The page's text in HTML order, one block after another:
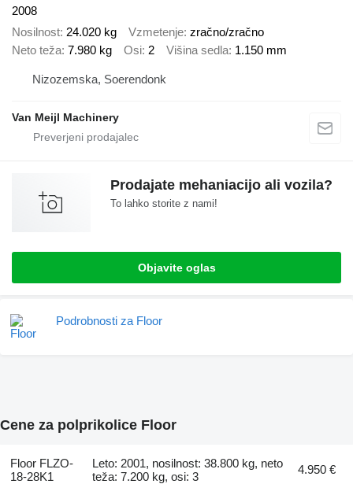
2008
Nosilnost 24.020 kg Vzmetenje zračno/zračno
Neto teža 7.980 kg Osi 2 Višina sedla 1.150 mm
Nizozemska, Soerendonk
Van Meijl Machinery
Prodajate mehaniacijo ali vozila?
To lahko storite z nami!
Objavite oglas
Podrobnosti za Floor
Cene za polprikolice Floor
Floor FLZO-
18-28K1
Leto: 2001, nosilnost: 38.800 kg, neto
teža: 7.200 kg, osi: 3
4.950 €